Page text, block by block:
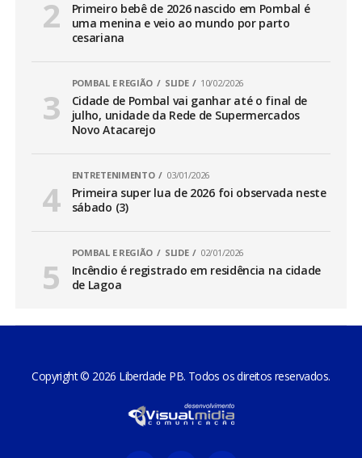
Primeiro bebê de 2026 nascido em Pombal é
uma menina e veio ao mundo por parto
cesariana
POMBAL E REGIÃO SLIDE 10/02/2026
Cidade de Pombal vai ganhar até o final de
julho, unidade da Rede de Supermercados
Novo Atacarejo
ENTRETENIMENTO 03/01/2026
Primeira super lua de 2026 foi observada neste
sábado (3)
POMBAL E REGIÃO SLIDE 02/01/2026
Incêndio é registrado em residência na cidade
de Lagoa
Copyright © 2026 Liberdade PB. Todos os direitos reservados.